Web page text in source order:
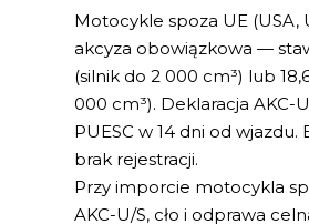
Motocykle spoza UE (USA,
akcyza obowiązkowa —
(silnik do 2 000 cm³) lub
000 cm³). Deklaracja AKC-
PUESC w 14 dni od wjazdu.
brak rejestracji.
Przy imporcie motocykla
AKC-U/S, cło i odprawa